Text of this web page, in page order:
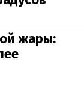
жары: